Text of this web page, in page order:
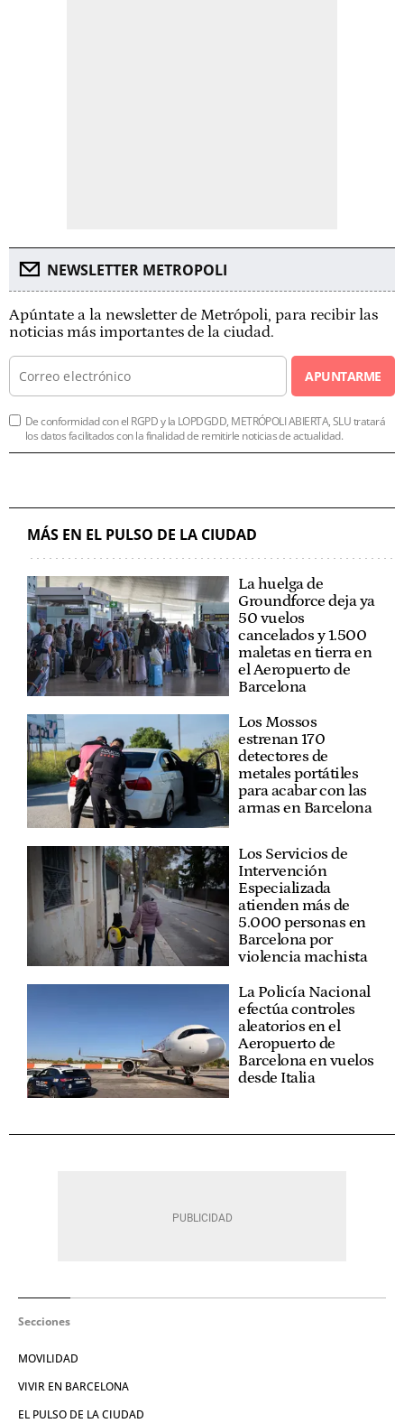
NEWSLETTER METROPOLI
Apúntate a la newsletter de Metrópoli, para recibir las
noticias más importantes de la ciudad.
APUNTARME
De conformidad con el RGPD y la LOPDGDD, METRÓPOLI ABIERTA, SLU tratará
los datos facilitados con la finalidad de remitirle noticias de actualidad.
MÁS EN EL PULSO DE LA CIUDAD
La huelga de
Groundforce deja ya
50 vuelos
cancelados y 1.500
maletas en tierra en
el Aeropuerto de
Barcelona
Los Mossos
estrenan 170
detectores de
metales portátiles
para acabar con las
armas en Barcelona
Los Servicios de
Intervención
Especializada
atienden más de
5.000 personas en
Barcelona por
violencia machista
La Policía Nacional
efectúa controles
aleatorios en el
Aeropuerto de
Barcelona en vuelos
desde Italia
Secciones
MOVILIDAD
VIVIR EN BARCELONA
EL PULSO DE LA CIUDAD